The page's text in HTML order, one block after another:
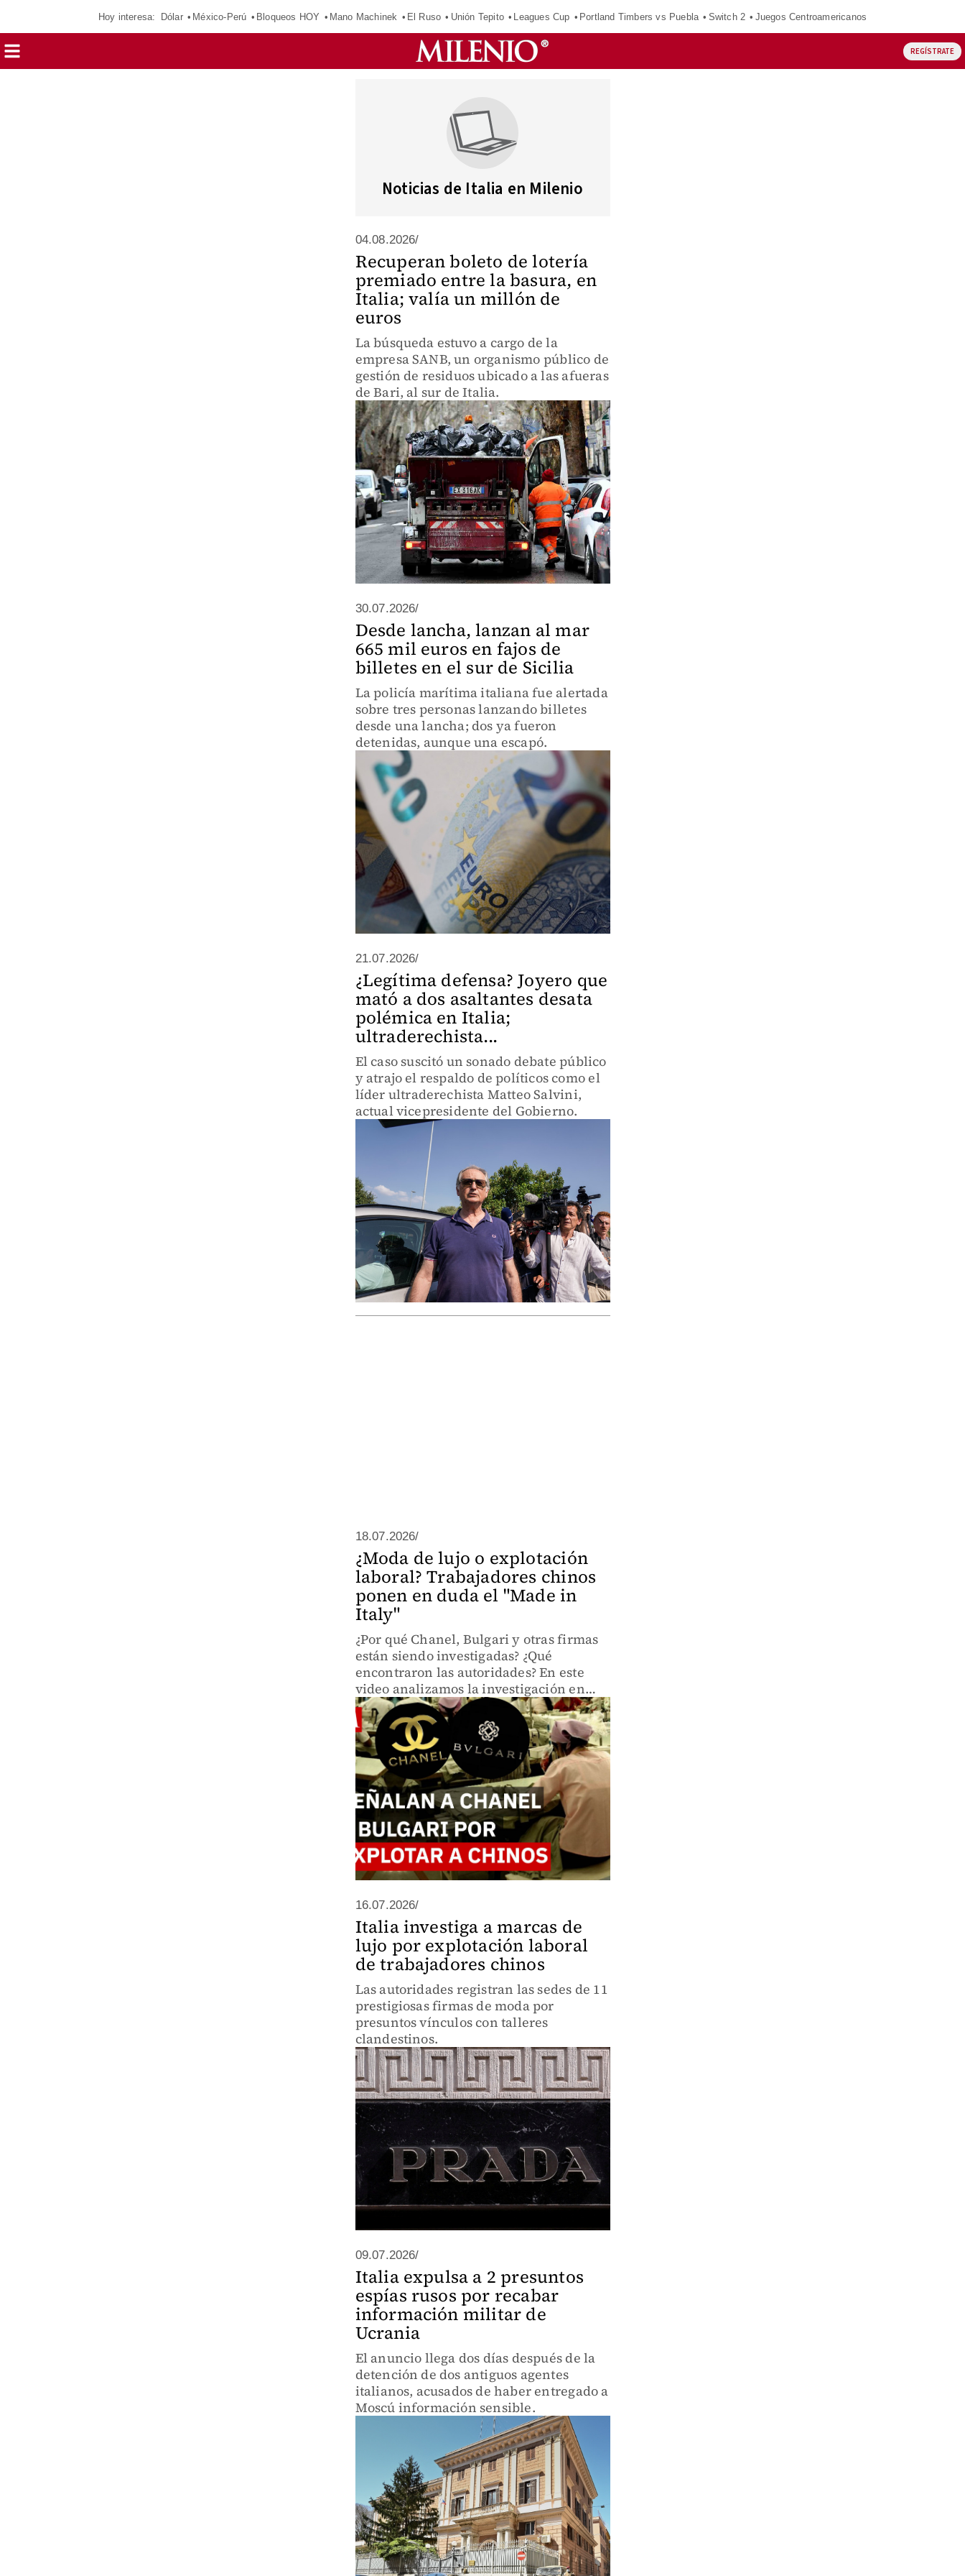
Hoy interesa: Dólar México-Perú Bloqueos HOY Mano Machinek El Ruso Unión Tepito Leagues Cup Portland Timbers vs Puebla Switch 2 Juegos Centroamericanos
REGÍSTRATE
Noticias de Italia en Milenio
04.08.2026/
Recuperan boleto de lotería
premiado entre la basura, en
Italia; valía un millón de
euros
La búsqueda estuvo a cargo de la
empresa SANB, un organismo público de
gestión de residuos ubicado a las afueras
de Bari, al sur de Italia.
30.07.2026/
Desde lancha, lanzan al mar
665 mil euros en fajos de
billetes en el sur de Sicilia
La policía marítima italiana fue alertada
sobre tres personas lanzando billetes
desde una lancha; dos ya fueron
detenidas, aunque una escapó.
21.07.2026/
¿Legítima defensa? Joyero que
mató a dos asaltantes desata
polémica en Italia;
ultraderechista...
El caso suscitó un sonado debate público
y atrajo el respaldo de políticos como el
líder ultraderechista Matteo Salvini,
actual vicepresidente del Gobierno.
18.07.2026/
¿Moda de lujo o explotación
laboral? Trabajadores chinos
ponen en duda el "Made in
Italy"
¿Por qué Chanel, Bulgari y otras firmas
están siendo investigadas? ¿Qué
encontraron las autoridades? En este
video analizamos la investigación en
Italia contra varias marcas de moda de
lujo por presuntos vínculos con talleres
clandestinos.
16.07.2026/
Italia investiga a marcas de
lujo por explotación laboral
de trabajadores chinos
Las autoridades registran las sedes de 11
prestigiosas firmas de moda por
presuntos vínculos con talleres
clandestinos.
09.07.2026/
Italia expulsa a 2 presuntos
espías rusos por recabar
información militar de
Ucrania
El anuncio llega dos días después de la
detención de dos antiguos agentes
italianos, acusados de haber entregado a
Moscú información sensible.